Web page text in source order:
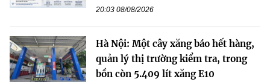
20:03 08/08/2026
Hà Nội: Một cây xăng báo hết hàng,
quản lý thị trường kiểm tra, trong
bồn còn 5.409 lít xăng E10